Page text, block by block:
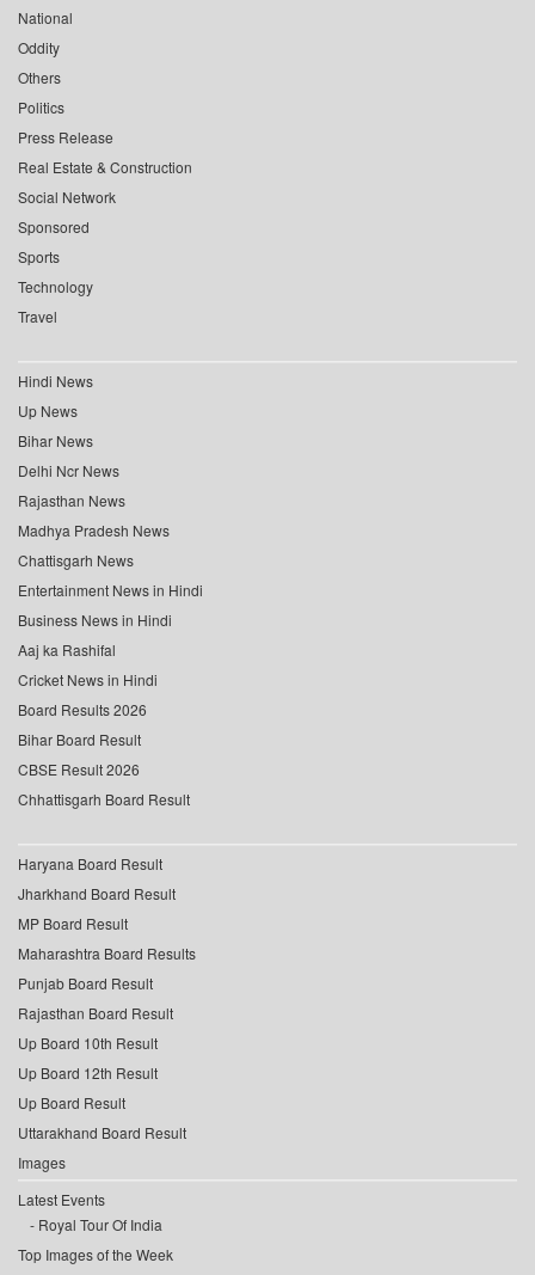
National
Oddity
Others
Politics
Press Release
Real Estate & Construction
Social Network
Sponsored
Sports
Technology
Travel
Hindi News
Up News
Bihar News
Delhi Ncr News
Rajasthan News
Madhya Pradesh News
Chattisgarh News
Entertainment News in Hindi
Business News in Hindi
Aaj ka Rashifal
Cricket News in Hindi
Board Results 2026
Bihar Board Result
CBSE Result 2026
Chhattisgarh Board Result
Haryana Board Result
Jharkhand Board Result
MP Board Result
Maharashtra Board Results
Punjab Board Result
Rajasthan Board Result
Up Board 10th Result
Up Board 12th Result
Up Board Result
Uttarakhand Board Result
Images
Latest Events
Royal Tour Of India
Top Images of the Week